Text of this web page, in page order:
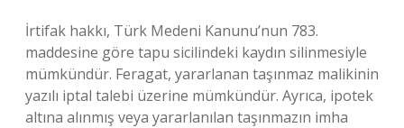
İrtifak hakkı, Türk Medeni Kanunu’nun 783.
maddesine göre tapu sicilindeki kaydın silinmesiyle
mümkündür. Feragat, yararlanan taşınmaz malikinin
yazılı iptal talebi üzerine mümkündür. Ayrıca, ipotek
altına alınmış veya yararlanılan taşınmazın imha